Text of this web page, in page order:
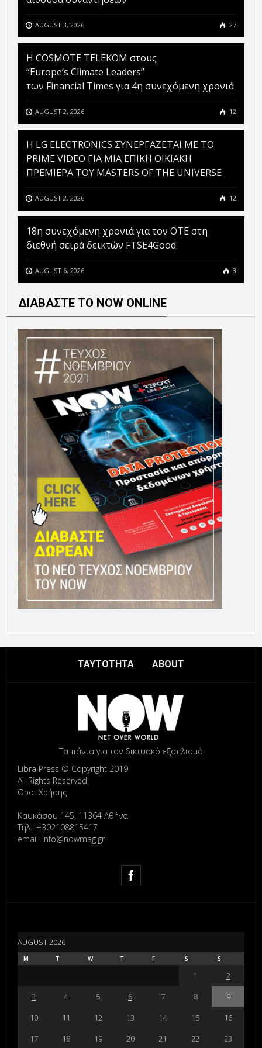
AUGUST 3, 2026 27
Η COSMOTE TELEKOM στους
“Europe’s Climate Leaders”
των Financial Times για 4η συνεχόμενη χρονιά
AUGUST 2, 2026 12
H LG ELECTRONICS ΣΥΝΕΡΓΑΖΕΤΑΙ ΜΕ ΤΟ
PRIME VIDEO ΓΙΑ ΜΙΑ ΕΠΙΚΗ ΟΙΚΙΑΚΗ
ΠΡΕΜΙΕΡΑ ΤΟΥ MASTERS OF THE UNIVERSE
AUGUST 2, 2026 12
18η συνεχόμενη χρονιά για τον ΟΤΕ στη
διεθνή σειρά δεικτών FTSE4Good
AUGUST 6, 2026 3
ΔΙΑΒΑΣΤΕ ΤΟ NOW ONLINE
ΤΑΥΤΟΤΗΤΑ ABOUT
Τα πάντα για τον δικτυακό εξοπλισμό
Libra Press © Copyright 2019
All Rights Reserved
Όροι Χρήσης
Καυκάσου 145, 11364 Αθήνα
Τηλ.: +302108815417
email: info@nowmag.gr
AUGUST 2026
M T W T F S S
1
2
3
4 5 6 7 8
9
10
11 12 13 14 15
16
17
18 19 20 21 22 23